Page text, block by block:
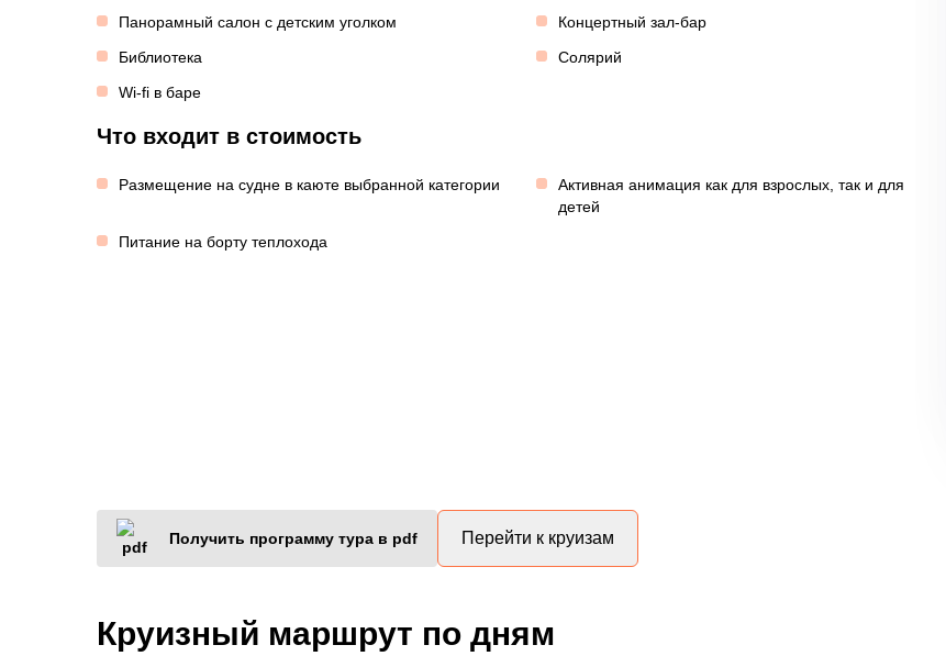
Панорамный салон с детским уголком
Концертный зал-бар
Библиотека
Солярий
Wi-fi в баре
Что входит в стоимость
Размещение на судне в каюте выбранной категории
Активная анимация как для взрослых, так и для
детей
Питание на борту теплохода
Получить программу тура в pdf Перейти к круизам
Круизный маршрут по дням